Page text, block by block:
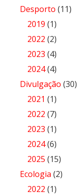
Desporto (11)
2019 (1)
2022 (2)
2023 (4)
2024(4)
Divulgação (30)
2021 (1)
2022 (7)
2023 (1)
2024(6)
2025 (15)
Ecologia (2)
2022 (1)